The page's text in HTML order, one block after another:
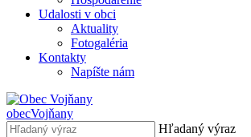
Udalosti v obci
Aktuality
Fotogaléria
Kontakty
Napíšte nám
obecVojňany
Hľadaný výraz